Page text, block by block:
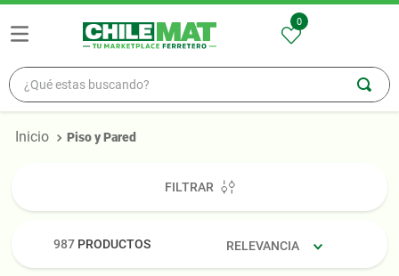
0
¿Qué estas buscando?
Piso y Pared
FILTRAR
987 PRODUCTOS RELEVANCIA
2. zinc
3. osb
ceramica